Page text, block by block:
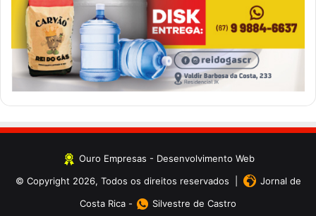
Ouro Empresas - Desenvolvimento Web
© Copyright 2026, Todos os direitos reservados |
Jornal de
Costa Rica - Silvestre de Castro